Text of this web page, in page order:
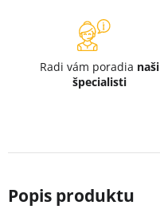
Radi vám poradia naši
špecialisti